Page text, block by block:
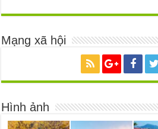
Mạng xã hội
Hình ảnh